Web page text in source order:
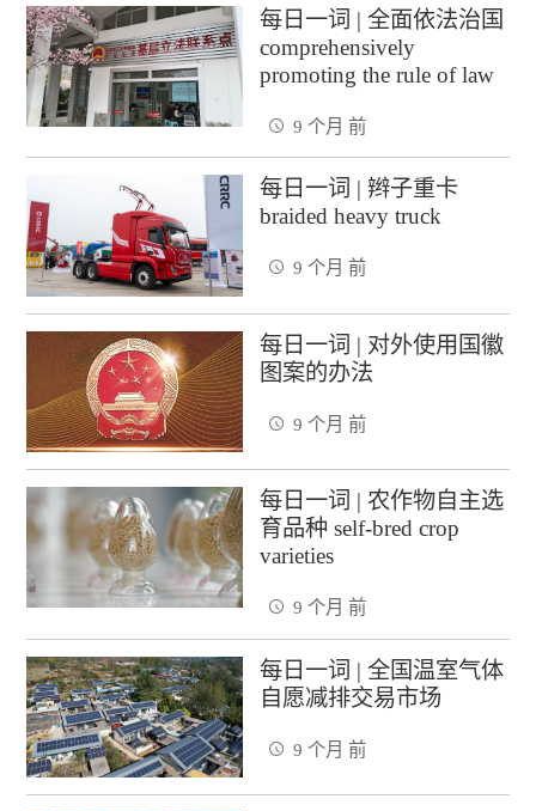
每日一词 | 全面依法治国
comprehensively
promoting the rule of law
9 个月 前
每日一词 | 辫子重卡
braided heavy truck
9 个月 前
每日一词 | 对外使用国徽
图案的办法
9 个月 前
每日一词 | 农作物自主选
育品种 self-bred crop
varieties
9 个月 前
每日一词 | 全国温室气体
自愿减排交易市场
9 个月 前